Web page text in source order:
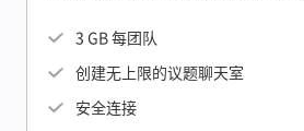
3 GB 每团队
创建无上限的议题聊天室
安全连接